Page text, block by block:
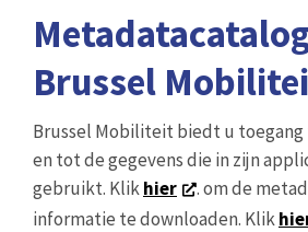
Brussel
Brussel Mobiliteit biedt u toegang
en tot de gegevens die in zijn
gebruikt. Klikhier
. om de
informatie te downloaden. Klik